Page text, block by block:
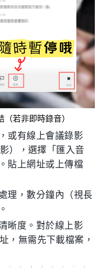
若非即時錄音）
或有線上會議錄影
），選擇「匯入音
貼上網址或上傳檔
理，數分鐘內（視長
晰度。對於線上影
，無需先下載檔案，